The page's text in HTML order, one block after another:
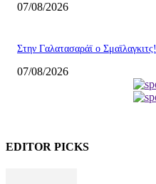
07/08/2026
Στην Γαλατασαράϊ ο Σμαϊλαγκιτς!
07/08/2026
EDITOR PICKS